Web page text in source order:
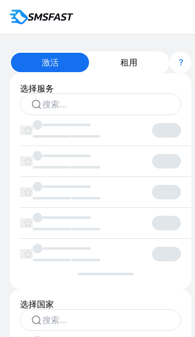
激活 租用
选择服务
选择国家